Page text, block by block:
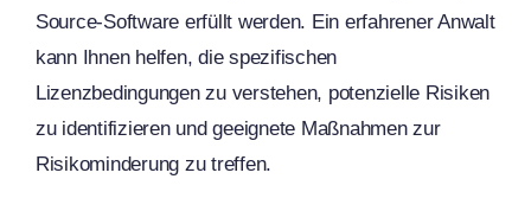
Source-Software erfüllt werden. Ein erfahrener Anwalt
kann Ihnen helfen, die spezifischen
Lizenzbedingungen zu verstehen, potenzielle Risiken
zu identifizieren und geeignete Maßnahmen zur
Risikominderung zu treffen.